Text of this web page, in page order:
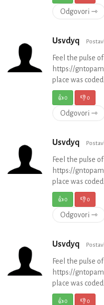
Odgovori ⇾
Usvdyq
Feel the pulse
https://
place was
👍0 👎0
Odgovori ⇾
Usvdyq
Feel the pulse
https://
place was
👍0 👎0
Odgovori ⇾
Usvdyq
Feel the pulse
https://
place was
👍0 👎0